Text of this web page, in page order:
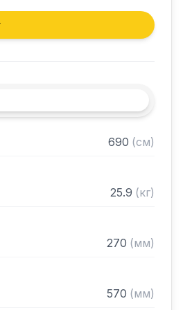
AISI 430 толщиной
120 мм
690 (см)
25.9 (кг)
270 (мм)
570 (мм)